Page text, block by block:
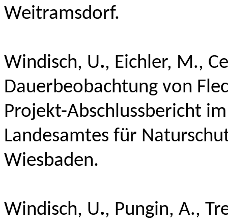
Weitramsdorf.
Windisch, U., Eichler, M.,
Dauerbeobachtung von
Projekt-Abschlussbericht
Landesamtes für
Wiesbaden.
Windisch, U., Pungin, A.,